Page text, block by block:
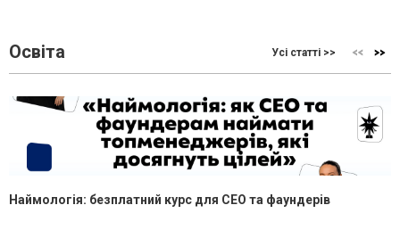
Освіта Усі статті >>
Наймологія: безплатний курс для CEO та фаундерів